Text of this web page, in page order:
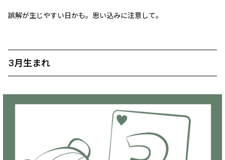
誤解が生じやすい日かも。思い込みに注意して。
3月生まれ